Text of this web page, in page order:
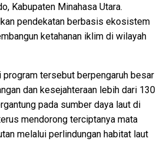
Kabupaten Minahasa Utara.
pendekatan berbasis ekosistem
ketahanan iklim di wilayah
program tersebut berpengaruh besar
dan kesejahteraan lebih dari 130
pada sumber daya laut di
mendorong terciptanya mata
melalui perlindungan habitat laut